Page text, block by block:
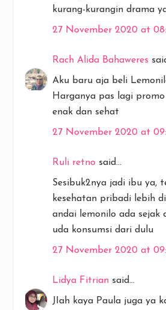
kurang-kurangin drama
27 November 2020 at
Rach Alida Bahaweres
Aku baru aja beli
Harganya pas lagi
enak dan sehat
27 November 2020 at
Ruli retno said...
Sesibuk2nya jadi ibu ya,
kesehatan pribadi lebih
andai lemonilo ada sejak
uda konsumsi dari dulu
27 November 2020 at
Lidya Fitrian said...
JIah kaya Paula juga ya